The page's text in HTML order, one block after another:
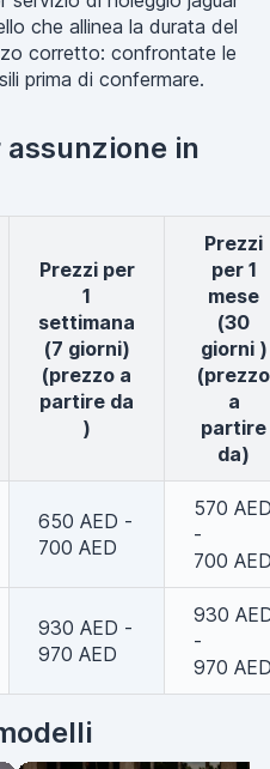
che allinea la durata del
corretto: confrontate le
prima di confermare.
in
Prezzi per
1
settimana
(7 giorni)
(prezzo a
partire da
)
Prezzi
per 1
mese
(30
giorni )
(prezzo
a
partire
da)
650 AED -
700 AED
570
-
700
930 AED -
970 AED
930
-
970